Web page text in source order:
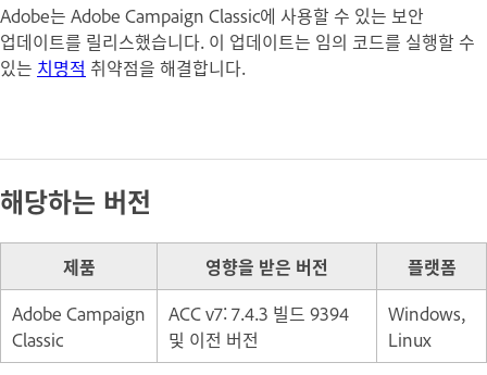
Adobe는 Adobe Campaign Classic에 사용할 수 있는 보안
업데이트를 릴리스했습니다. 이 업데이트는 임의 코드를 실행할 수
있는 치명적 취약점을 해결합니다.
해당하는 버전
제품 영향을 받은 버전
플랫폼
Adobe Campaign
Classic
ACC v7: 7.4.3 빌드 9394
및 이전 버전
Windows,
Linux